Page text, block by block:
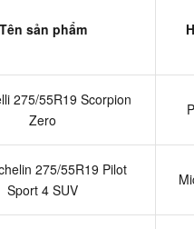
Tên sản phẩm
275/55R19 Scorpion
Zero
275/55R19 Pilot
Sport 4 SUV